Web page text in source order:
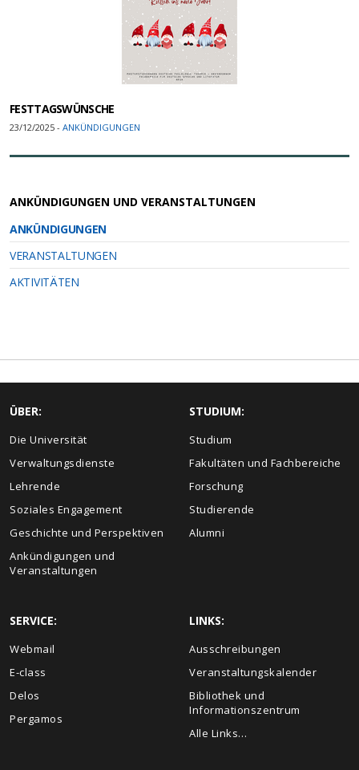
FESTTAGSWÜNSCHE
23/12/2025 - ANKÜNDIGUNGEN
ANKÜNDIGUNGEN UND VERANSTALTUNGEN
ANKÜNDIGUNGEN
VERANSTALTUNGEN
AKTIVITÄTEN
ÜBER:
Die Universität
Verwaltungsdienste
Lehrende
Soziales Engagement
Geschichte und Perspektiven
Ankündigungen und
Veranstaltungen
STUDIUM:
Studium
Fakultäten und Fachbereiche
Forschung
Studierende
Alumni
SERVICE:
Webmail
E-class
Delos
Pergamos
LINKS:
Ausschreibungen
Veranstaltungskalender
Bibliothek und
Informationszentrum
Alle Links…